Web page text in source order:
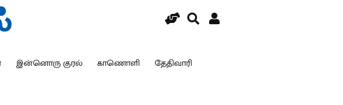
இன்னொரு குரல் காணொளி தேதிவாரி